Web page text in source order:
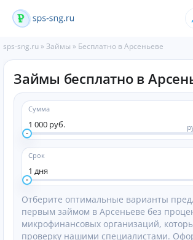
sps-sng.ru »Займы » Бесплатно в Арсеньеве
Займы бесплатно в
Сумма
1 000 руб.
Срок
1 дня
Отберите оптимальные варианты
первым займом в Арсеньеве без
микрофинансовых организаций,
проверку нашими специалистами.